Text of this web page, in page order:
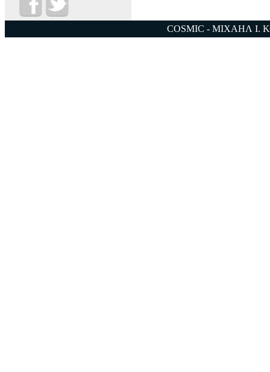
COSMIC - ΜΙΧΑΗΛ Ι.